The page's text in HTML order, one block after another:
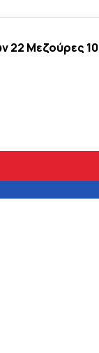
22 Μεζούρες